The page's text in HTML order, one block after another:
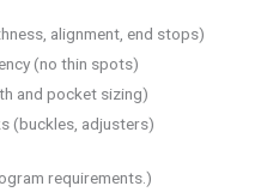
alignment, end stops)
(no thin spots)
and pocket sizing)
(buckles, adjusters)
requirements.)